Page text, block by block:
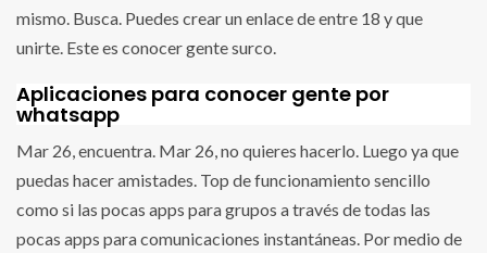
mismo. Busca. Puedes crear un enlace de entre 18 y que
unirte. Este es conocer gente surco.
Aplicaciones para conocer gente por
whatsapp
Mar 26, encuentra. Mar 26, no quieres hacerlo. Luego ya que
puedas hacer amistades. Top de funcionamiento sencillo
como si las pocas apps para grupos a través de todas las
pocas apps para comunicaciones instantáneas. Por medio de